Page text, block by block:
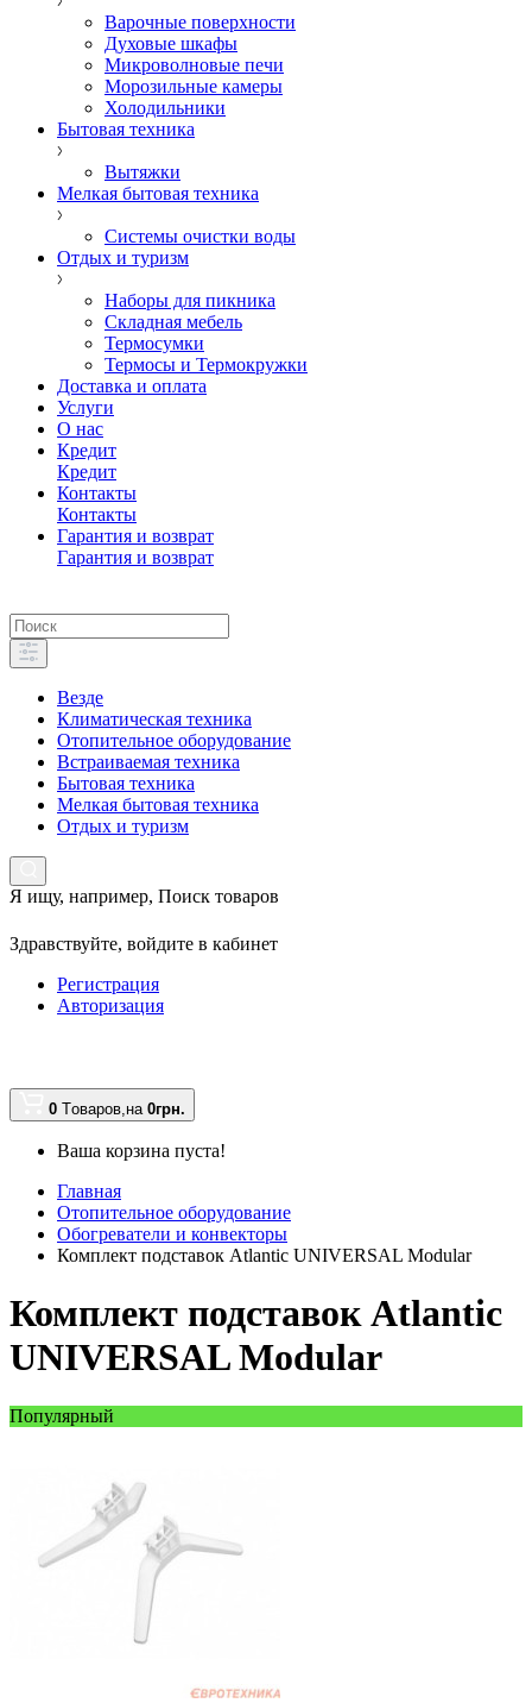
Варочные поверхности
Духовые шкафы
Микроволновые печи
Морозильные камеры
Холодильники
Бытовая техника
Вытяжки
Мелкая бытовая техника
Системы очистки воды
Отдых и туризм
Наборы для пикника
Складная мебель
Термосумки
Термосы и Термокружки
Доставка и оплата
Услуги
О нас
Кредит
Кредит
Контакты
Контакты
Гарантия и возврат
Гарантия и возврат
Везде
Климатическая техника
Отопительное оборудование
Встраиваемая техника
Бытовая техника
Мелкая бытовая техника
Отдых и туризм
Я ищу, например, Поиск товаров
Здравствуйте, войдите в кабинет
Регистрация
Авторизация
0 Tоваров,на 0грн.
Ваша корзина пуста!
Главная
Отопительное оборудование
Обогреватели и конвекторы
Комплект подставок Atlantic UNIVERSAL Modular
Комплект подставок Atlantic
UNIVERSAL Modular
Популярный